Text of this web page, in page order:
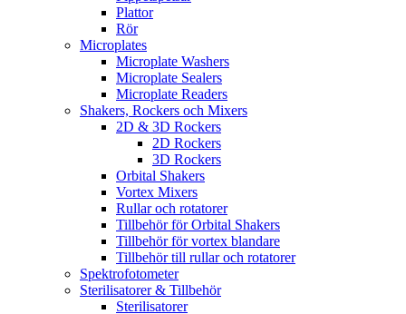
Plattor
Rör
Microplates
Microplate Washers
Microplate Sealers
Microplate Readers
Shakers, Rockers och Mixers
2D & 3D Rockers
2D Rockers
3D Rockers
Orbital Shakers
Vortex Mixers
Rullar och rotatorer
Tillbehör för Orbital Shakers
Tillbehör för vortex blandare
Tillbehör till rullar och rotatorer
Spektrofotometer
Sterilisatorer & Tillbehör
Sterilisatorer